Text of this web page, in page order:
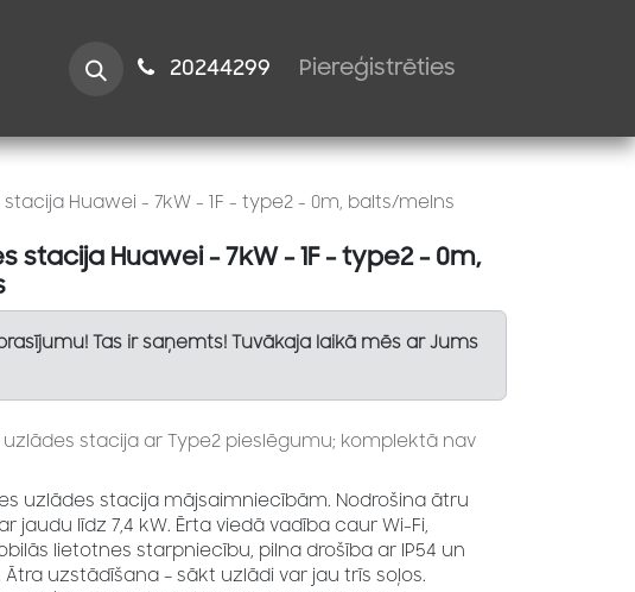
Speciālistiem 2024​​4299 Piereģistrēties
Huawei - 7kW - 1F - type2 - 0m, balts/melns
stacija Huawei - 7kW - 1F - type2 - 0m,
Tas ir saņemts! Tuvākaja laikā mēs ar Jums
uzlādes stacija ar Type2 pieslēgumu; komplektā nav
uzlādes stacija mājsaimniecībām. Nodrošina ātru
jaudu līdz 7,4 kW. Ērta viedā vadība caur Wi-Fi,
lietotnes starpniecību, pilna drošība ar IP54 un
Ātra uzstādīšana – sākt uzlādi var jau trīs soļos.